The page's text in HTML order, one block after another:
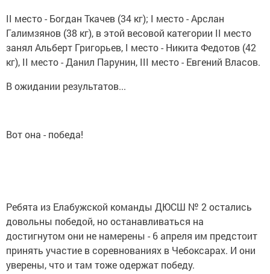
II место - Богдан Ткачев (34 кг); I место - Арслан
Галимзянов (38 кг), в этой весовой категории II место
занял Альберт Григорьев, I место - Никита Федотов (42
кг), II место - Данил Парунин, III место - Евгений Власов.
В ожидании результатов...
Вот она - победа!
Ребята из Елабужской команды ДЮСШ № 2 остались
довольны победой, но останавливаться на
достигнутом они не намерены - 6 апреля им предстоит
принять участие в соревнованиях в Чебоксарах. И они
уверены, что и там тоже одержат победу.